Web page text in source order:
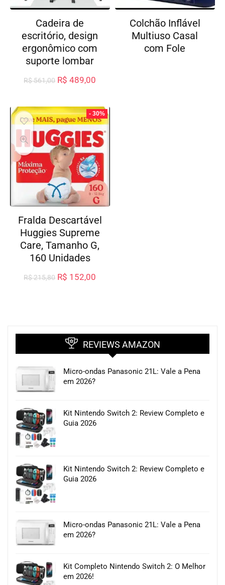
Cadeira de
escritório, design
ergonômico com
suporte lombar
R$561,00 R$ 489,00
Colchão Inflável
Multiuso Casal
com Fole
- 30%
Fralda Descartável
Huggies Supreme
Care, Tamanho G,
160 Unidades
R$215,80 R$ 152,00
REVIEWS AMAZON
Micro-ondas Panasonic 21L: Vale a Pena
em 2026?
Kit Nintendo Switch 2: Review Completo e
Guia 2026
Kit Nintendo Switch 2: Review Completo e
Guia 2026
Micro-ondas Panasonic 21L: Vale a Pena
em 2026?
Kit Completo Nintendo Switch 2: O Melhor
em 2026!